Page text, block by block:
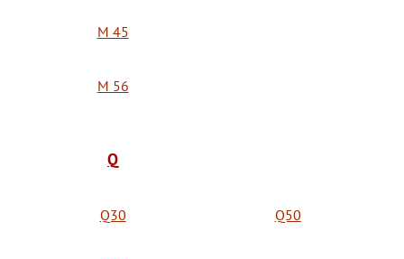
M 45
M 56
Q
Q30 Q50